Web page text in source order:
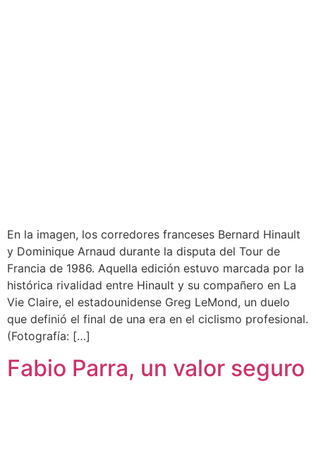
En la imagen, los corredores franceses Bernard Hinault
y Dominique Arnaud durante la disputa del Tour de
Francia de 1986. Aquella edición estuvo marcada por la
histórica rivalidad entre Hinault y su compañero en La
Vie Claire, el estadounidense Greg LeMond, un duelo
que definió el final de una era en el ciclismo profesional.
(Fotografía: […]
Fabio Parra, un valor seguro